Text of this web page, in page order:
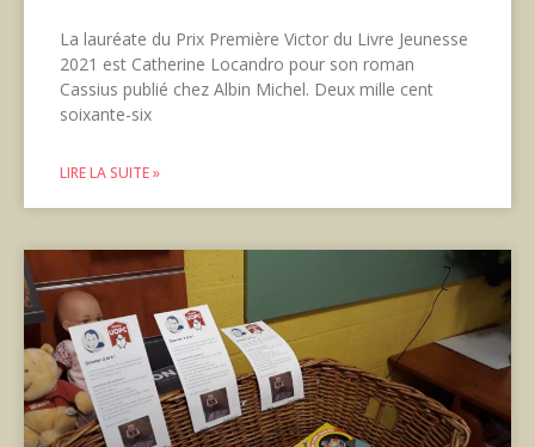
La lauréate du Prix Première Victor du Livre Jeunesse
2021 est Catherine Locandro pour son roman
Cassius publié chez Albin Michel. Deux mille cent
soixante-six
LIRE LA SUITE »